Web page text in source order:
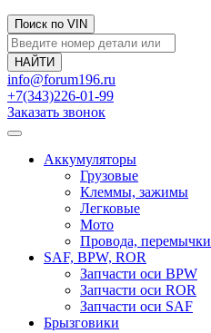
Поиск по VIN
info@forum196.ru
+7(343)226-01-99
Заказать звонок
Аккумуляторы
Грузовые
Клеммы, зажимы
Легковые
Мото
Провода, перемычки
SAF, BPW, ROR
Запчасти оси BPW
Запчасти оси ROR
Запчасти оси SAF
Брызговики